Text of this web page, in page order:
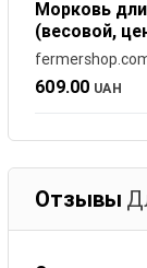
Морковь
(весовой,
609.00 UAH
Отзывы